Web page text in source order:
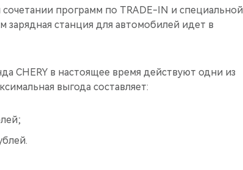
программ по TRADE-IN и специальной
зарядная станция для автомобилей идет в
CHERY в настоящее время действуют одни из
выгода составляет: